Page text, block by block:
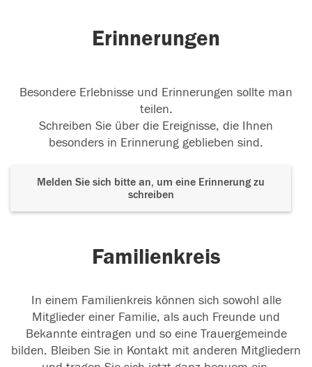
Erinnerungen
Besondere Erlebnisse und Erinnerungen sollte man
teilen.
Schreiben Sie über die Ereignisse, die Ihnen
besonders in Erinnerung geblieben sind.
Melden Sie sich bitte an, um eine Erinnerung zu
schreiben
Familienkreis
In einem Familienkreis können sich sowohl alle
Mitglieder einer Familie, als auch Freunde und
Bekannte eintragen und so eine Trauergemeinde
bilden. Bleiben Sie in Kontakt mit anderen Mitgliedern